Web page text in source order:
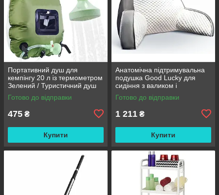
Портативний душ для
кемпінгу 20 л із термометром
Зелений / Туристичний душ
переносний з лійкою /
Польовий душ сумка
Готово до відправки
475 ₴
Купити
Анатомічна підтримувальна
подушка Good Lucky для
сидіння з валиком і
підлокітниками
Готово до відправки
1 211 ₴
Купити